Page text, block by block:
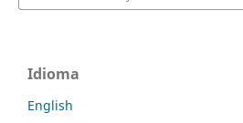
Idioma
English